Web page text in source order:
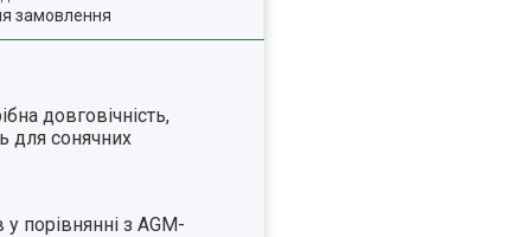
замовлення
довговічність,
для сонячних
порівнянні з AGM-